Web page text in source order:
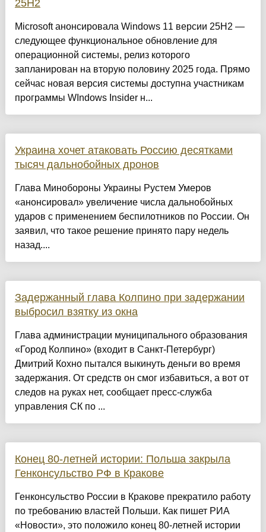
25H2
Microsoft анонсировала Windows 11 версии 25H2 —
следующее функциональное обновление для
операционной системы, релиз которого
запланирован на вторую половину 2025 года. Прямо
сейчас новая версия системы доступна участникам
программы WIndows Insider н...
Украина хочет атаковать Россию десятками
тысяч дальнобойных дронов
Глава Минобороны Украины Рустем Умеров
«анонсировал» увеличение числа дальнобойных
ударов с применением беспилотников по России. Он
заявил, что такое решение принято пару недель
назад....
Задержанный глава Колпино при задержании
выбросил взятку из окна
Глава администрации муниципального образования
«Город Колпино» (входит в Санкт-Петербург)
Дмитрий Кохно пытался выкинуть деньги во время
задержания. От средств он смог избавиться, а вот от
следов на руках нет, сообщает пресс-служба
управления СК по ...
Конец 80-летней истории: Польша закрыла
Генконсульство РФ в Кракове
Генконсульство России в Кракове прекратило работу
по требованию властей Польши. Как пишет РИА
«Новости», это положило конец 80-летней истории